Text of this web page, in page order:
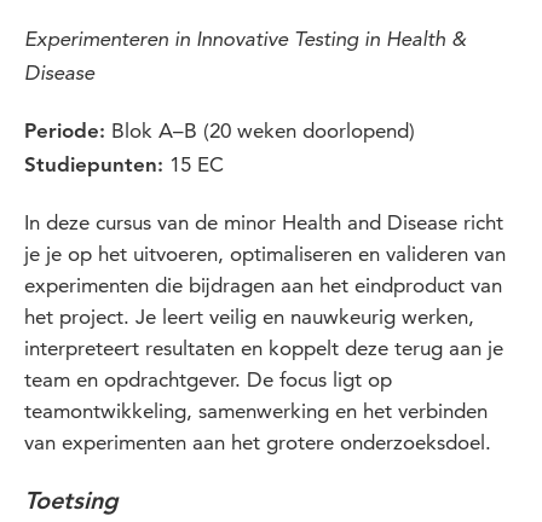
Experimenteren in Innovative Testing in Health &
Disease
Periode: Blok A–B (20 weken doorlopend)
Studiepunten: 15 EC
In deze cursus van de minor Health and Disease richt
je je op het uitvoeren, optimaliseren en valideren van
experimenten die bijdragen aan het eindproduct van
het project. Je leert veilig en nauwkeurig werken,
interpreteert resultaten en koppelt deze terug aan je
team en opdrachtgever. De focus ligt op
teamontwikkeling, samenwerking en het verbinden
van experimenten aan het grotere onderzoeksdoel.
Toetsing